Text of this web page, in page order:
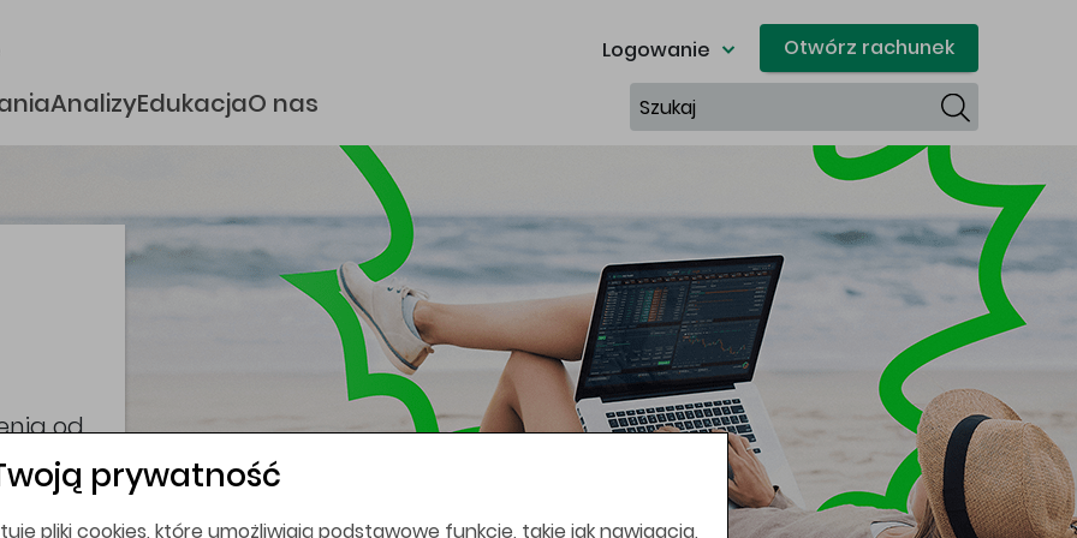
Logowanie Otwórz rachunek
AnalizyEdukacjaO nas Szukaj
prywatność
pliki cookies, które umożliwiają podstawowe funkcje, takie jak nawigacja,